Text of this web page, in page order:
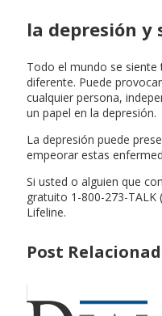
la depresión
Todo el mundo se
diferente. Puede
cualquier persona,
un papel en la depresión.
La depresión puede
empeorar estas
Si usted o alguien que
gratuito 1-800-273-TALK
Lifeline.
Post